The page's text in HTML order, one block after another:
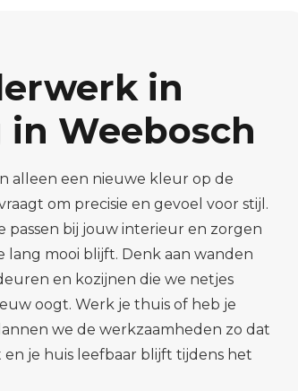
in
Weebosch
alleen een nieuwe kleur op de
om precisie en gevoel voor stijl.
bij jouw interieur en zorgen
lang mooi blijft. Denk aan wanden
en kozijnen die we netjes
oogt. Werk je thuis of heb je
we de werkzaamheden zo dat
je huis leefbaar blijft tijdens het